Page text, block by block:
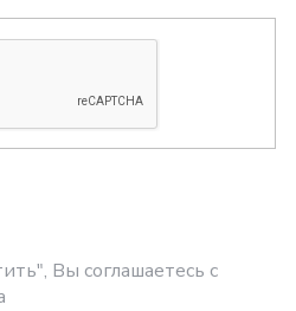
Вы соглашаетесь с